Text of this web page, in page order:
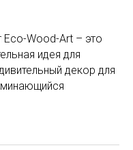
Wood-Art – это
идея для
декор для